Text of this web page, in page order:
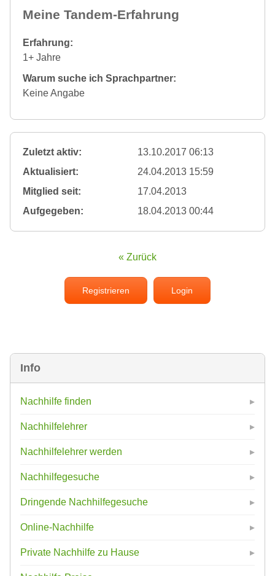
Info
Nachhilfe finden
Nachhilfelehrer
Nachhilfelehrer werden
Nachhilfegesuche
Dringende Nachhilfegesuche
Online-Nachhilfe
Private Nachhilfe zu Hause
Meine Tandem-Erfahrung
Erfahrung:
1+ Jahre
Warum suche ich Sprachpartner:
Keine Angabe
Zuletzt aktiv:
13.10.2017 06:13
Aktualisiert:
24.04.2013 15:59
Mitglied seit:
17.04.2013
Aufgegeben:
18.04.2013 00:44
« Zurück
Registrieren Login